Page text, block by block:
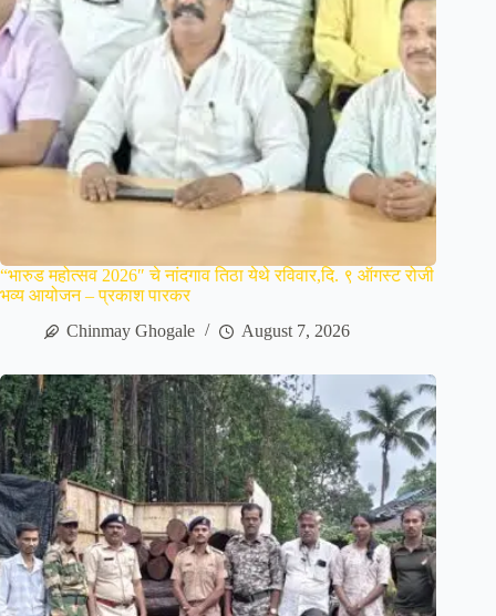
“भारुड महोत्सव 2026″ चे नांदगाव तिठा येथे रविवार,दि. ९ ऑगस्ट रोजी
भव्य आयोजन – प्रकाश पारकर
Chinmay Ghogale
August 7, 2026